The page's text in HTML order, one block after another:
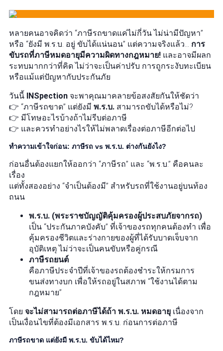
หลายคนอาจคิดว่า “ภาษีรถขาดแค่ไม่กี่วัน ไม่น่ามีปัญหา”
หรือ “ยังมี พ.ร.บ. อยู่ ขับได้แน่นอน” แต่ความจริงแล้ว… การ
ขับรถที่ภาษีหมดอายุมีความผิดทางกฎหมาย! และอาจมีผลก
ระทบมากกว่าที่คิด ไม่ว่าจะเป็นค่าปรับ การถูกระงับทะเบียน
หรือแม้แต่ปัญหากับประกันภัย
วันนี้ INSpection จะพาคุณมาคลายข้อสงสัยกันให้ชัดว่า
👉 “ภาษีรถขาด” แต่ยังมี พ.ร.บ. สามารถขับได้หรือไม่?
👉 มีโทษอะไรบ้างถ้าไม่รีบต่อภาษี
👉 และควรทำอย่างไรให้ไม่พลาดเรื่องต่อภาษีอีกต่อไป
ทำความเข้าใจก่อน: ภาษีรถ vs พ.ร.บ. ต่างกันยังไง?
ก่อนอื่นต้องแยกให้ออกว่า “ภาษีรถ” และ “พ.ร.บ.” คือคนละ
เรื่อง
แต่ทั้งสองอย่าง “จำเป็นต้องมี” สำหรับรถที่ใช้งานอยู่บนท้อง
ถนน
พ.ร.บ. (พระราชบัญญัติคุ้มครองผู้ประสบภัยจากรถ)
เป็น “ประกันภาคบังคับ” ที่เจ้าของรถทุกคนต้องทำ เพื่อ
คุ้มครองชีวิตและร่างกายของผู้ที่ได้รับบาดเจ็บจาก
อุบัติเหตุ ไม่ว่าจะเป็นคนขับหรือคู่กรณี
ภาษีรถยนต์
คือภาษีประจำปีที่เจ้าของรถต้องชำระให้กรมการ
ขนส่งทางบก เพื่อให้รถอยู่ในสภาพ “ใช้งานได้ตาม
กฎหมาย”
โดย จะไม่สามารถต่อภาษีได้ถ้า พ.ร.บ. หมดอายุ เนื่องจาก
เป็นเงื่อนไขที่ต้องมีเอกสาร พ.ร.บ. ก่อนการต่อภาษี
ภาษีรถขาด แต่ยังมี พ.ร.บ. ขับได้ไหม?